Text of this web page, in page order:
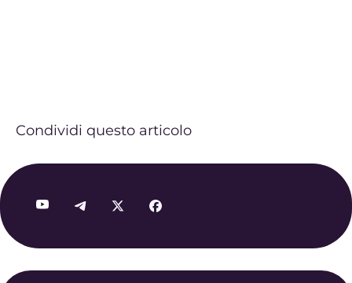
Condividi questo articolo